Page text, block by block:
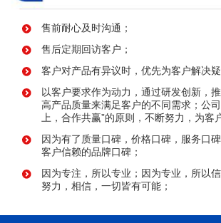
售前耐心及时沟通；
售后定期回访客户；
客户对产品有异议时，优先为客户解决疑
以客户要求作为动力，通过研发创新，
高产品质量来满足客户的不同需求；公
上，合作共赢”的原则，不断努力，为客
因为有了质量口碑，价格口碑，服务口
客户信赖的品牌口碑；
因为专注，所以专业；因为专业，所以
努力，相信，一切皆有可能；